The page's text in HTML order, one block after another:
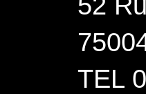
TEL